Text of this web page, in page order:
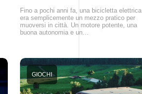
Fino a pochi anni fa, una bicicletta elettrica
era semplicemente un mezzo pratico per
muoversi in città. Un motore potente, una
buona autonomia e un…
GIOCHI